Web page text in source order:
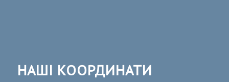
НАШІ КООРДИНАТИ